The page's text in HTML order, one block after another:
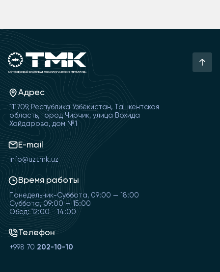
Адрес
111709, Республика Узбекистан, Ташкентская
область, город Чирчик, улица Вохида
Хайдарова, дом №1
E-mail
info@uztmk.uz
Время работы
Понедельник-Суббота, 09:00 — 18:00
Суббота, 09:00 — 15:00
Обед: 12:00 - 14:00
Телефон
+998 70 202-10-10